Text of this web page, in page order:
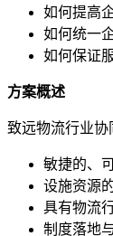
如何提高
如何统一
如何保证
方案概述
致远物流行业协
敏捷的、
设施资源
具有物流
制度落地